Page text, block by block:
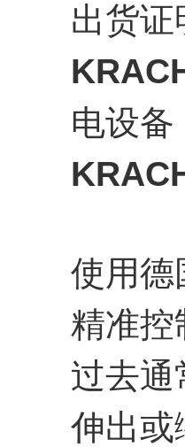
出货证
电设备
使用德
精准控
过去通
伸出或